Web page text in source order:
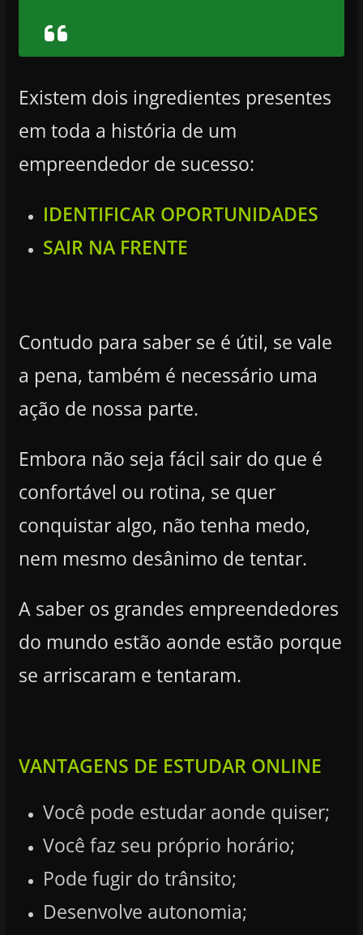
Existem dois ingredientes presentes
em toda a história de um
empreendedor de sucesso:
IDENTIFICAR OPORTUNIDADES
SAIR NA FRENTE
Contudo para saber se é útil, se vale
a pena, também é necessário uma
ação de nossa parte.
Embora não seja fácil sair do que é
confortável ou rotina, se quer
conquistar algo, não tenha medo,
nem mesmo desânimo de tentar.
A saber os grandes empreendedores
do mundo estão aonde estão porque
se arriscaram e tentaram.
VANTAGENS DE ESTUDAR ONLINE
Você pode estudar aonde quiser;
Você faz seu próprio horário;
Pode fugir do trânsito;
Desenvolve autonomia;